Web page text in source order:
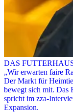
DAS
„Wir erwarten faire
Der Markt für
bewegt sich mit. Das
spricht im zza-
Expansion.